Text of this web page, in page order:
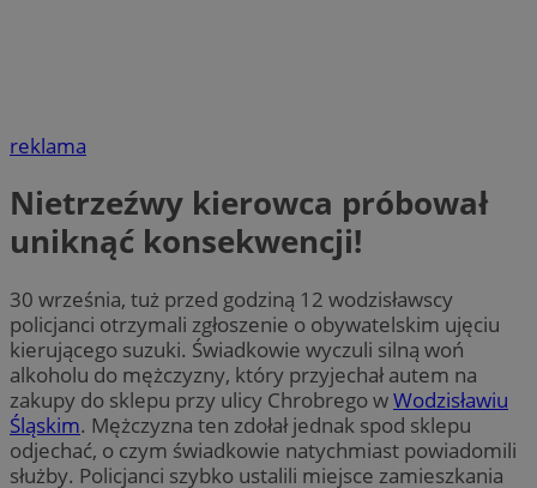
reklama
Nietrzeźwy kierowca próbował
uniknąć konsekwencji!
30 września, tuż przed godziną 12 wodzisławscy
policjanci otrzymali zgłoszenie o obywatelskim ujęciu
kierującego suzuki. Świadkowie wyczuli silną woń
alkoholu do mężczyzny, który przyjechał autem na
zakupy do sklepu przy ulicy Chrobrego wWodzisławiu
Śląskim. Mężczyzna ten zdołał jednak spod sklepu
odjechać, o czym świadkowie natychmiast powiadomili
służby. Policjanci szybko ustalili miejsce zamieszkania